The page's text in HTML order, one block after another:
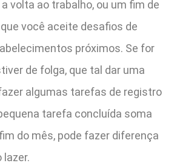
volta ao trabalho, ou um fim de
você aceite desafios de
próximos. Se for
de folga, que tal dar uma
algumas tarefas de registro
tarefa concluída soma
do mês, pode fazer diferença
lazer.